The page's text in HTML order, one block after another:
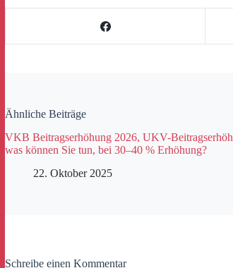
Ähnliche Beiträge
VKB Beitragserhöhung 2026, UKV-
was können Sie tun, bei 30–40 % Erhöhung?
22. Oktober 2025
Schreibe einen Kommentar